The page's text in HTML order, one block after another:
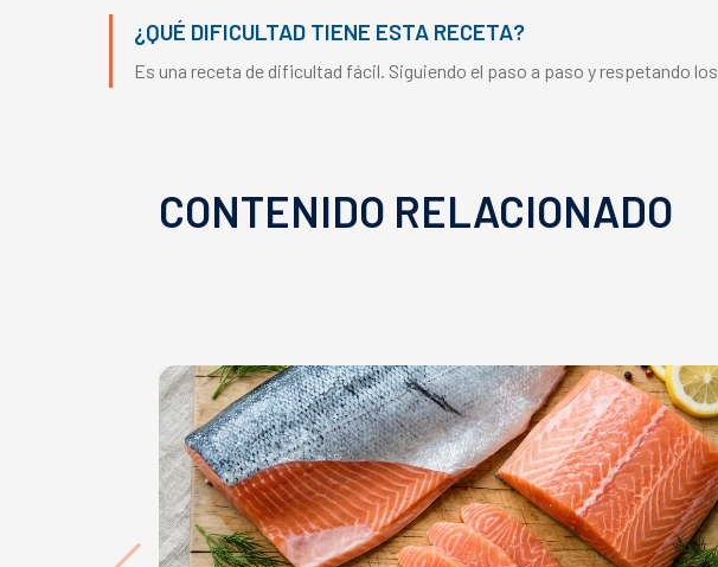
¿QUÉ DIFICULTAD TIENE ESTA RECETA?
Es una receta de dificultad fácil. Siguiendo el paso a paso y respetando
CONTENIDO RELACIONADO